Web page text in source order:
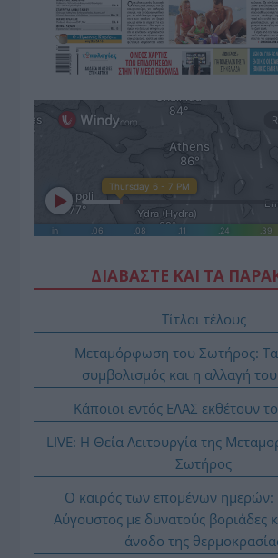
ΔΙΑΒΑΣΤΕ ΚΑΙ ΤΑ
Τίτλοι τέλους
Μεταμόρφωση του Σωτήρος: Τα
συμβολισμός και η αλλαγή
Κάποιοι εντός ΕΛΑΣ εκθέτουν
LIVE: Η Θεία Λειτουργία της
Σωτήρος
Ο καιρός των επομένων ημερών:
Αύγουστος με δυνατούς βοριάδες
άνοδο της